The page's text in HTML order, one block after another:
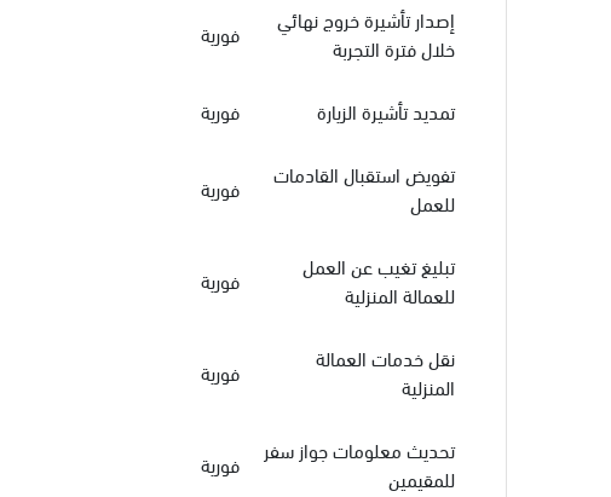
إصدار تأشيرة خروج نهائي
خلال فترة التجربة
فورية
تمديد تأشيرة الزيارة فورية
تفويض استقبال القادمات
للعمل
فورية
تبليغ تغيب عن العمل
للعمالة المنزلية
فورية
نقل خدمات العمالة
المنزلية
فورية
تحديث معلومات جواز سفر
للمقيمين
فورية